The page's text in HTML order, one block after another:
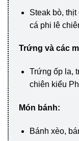
Steak bò,
cá phi lê
Trứng và các
Trứng ốp la,
chiên kiểu
Món bánh:
Bánh xèo,